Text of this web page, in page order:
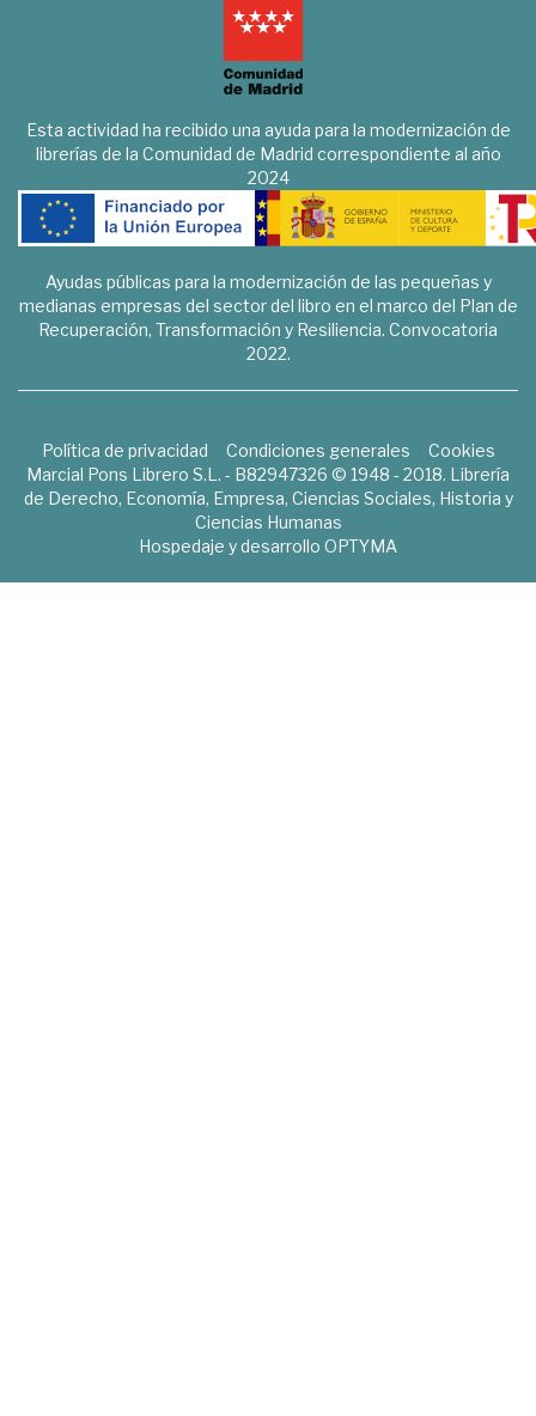
Esta actividad ha recibido una ayuda para la modernización de
librerías de la Comunidad de Madrid correspondiente al año
2024
Ayudas públicas para la modernización de las pequeñas y
medianas empresas del sector del libro en el marco del Plan de
Recuperación, Transformación y Resiliencia. Convocatoria
2022.
Política de privacidad Condiciones generales
Cookies
Marcial Pons Librero S.L. - B82947326 © 1948 - 2018. Librería
de Derecho, Economía, Empresa, Ciencias Sociales, Historia y
Ciencias Humanas
Hospedaje y desarrollo OPTYMA